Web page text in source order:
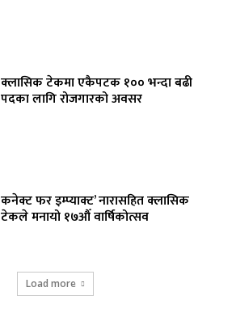
क्लासिक टेकमा एकैपटक १०० भन्दा बढी
पदका लागि रोजगारको अवसर
कनेक्ट फर इम्प्याक्ट’ नारासहित क्लासिक
टेकले मनायो १७औँ वार्षिकोत्सव
Load more